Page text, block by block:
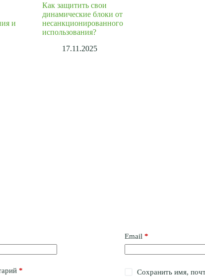
и
Как защитить свои
динамические блоки от
несанкционированного
использования?
17.11.2025
Email *
*
Сохранить имя,